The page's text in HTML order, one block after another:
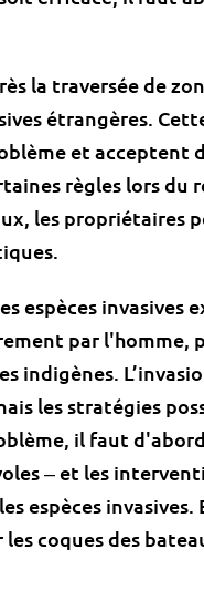
la traversée de
étrangères.
et acceptent
règles lors du
les propriétaires
espèces
par
indigènes.
les stratégies
il faut
‒ et les
espèces
coques des